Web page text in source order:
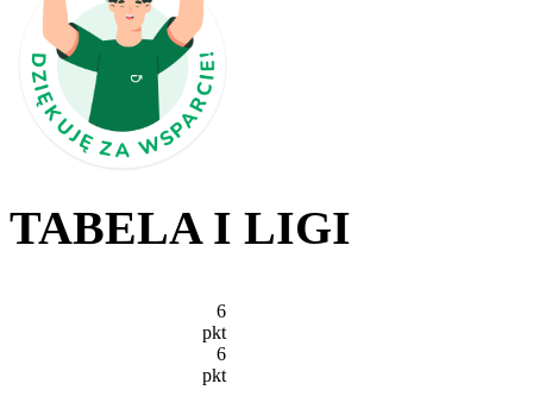
TABELA I LIGI
6
pkt
6
pkt